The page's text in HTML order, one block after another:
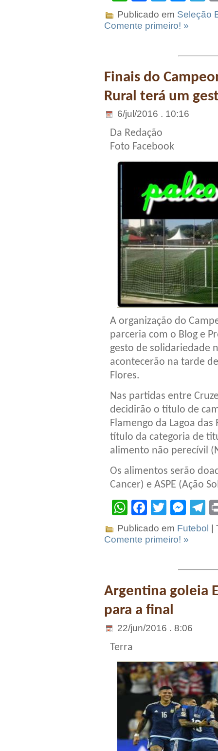
Publicado em Seleção
Comente primeiro! »
Finais do
Rural terá um
6/jul/2016 . 10:16
Da Redação
Foto Facebook
A organização do
parceria com o Blog e
gesto de solidariedade
acontecerão na tarde
Flores.
Nas partidas entre
decidirão o título de
Flamengo da Lagoa
título da categoria de
alimento não perecívil
Os alimentos serão
Cancer) e ASPE (Ação
WhatsApp
Facebook
Twitter
Publicado em Futebol
|
Comente primeiro! »
Argentina goleia
para a final
22/jun/2016 . 8:06
Terra